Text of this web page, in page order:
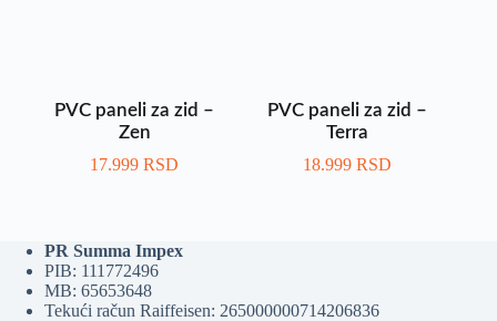
PVC paneli za zid –
Zen
17.999RSD
PVC paneli za zid –
Terra
18.999RSD
PR Summa Impex
PIB: 111772496
MB: 65653648
Tekući račun Raiffeisen: 265000000714206836